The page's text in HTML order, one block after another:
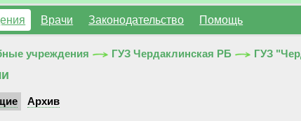
Врачи Законодательство Помощь
учреждения ГУЗ Чердаклинская РБ ГУЗ
Архив